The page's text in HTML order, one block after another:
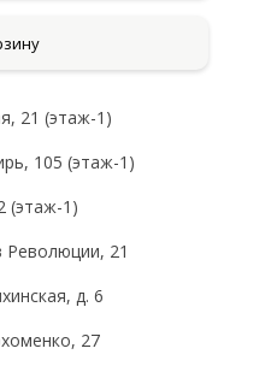
21 (этаж-1)
105 (этаж-1)
(этаж-1)
Революции, 21
д. 6
27